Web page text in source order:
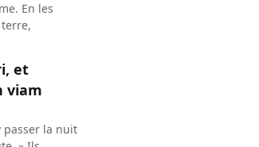
En les
et
viam
passer la nuit